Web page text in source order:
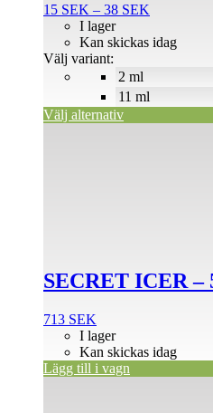
15 SEK – 38 SEK
till
2 ml
11 ml
I lager
Kan skickas idag
Välj variant:
Välj alternativ
varianter.
olika
alternativen
på
produktsidan
SECRET ICER –
713 SEK
I lager
Kan skickas idag
Lägg till i vagn